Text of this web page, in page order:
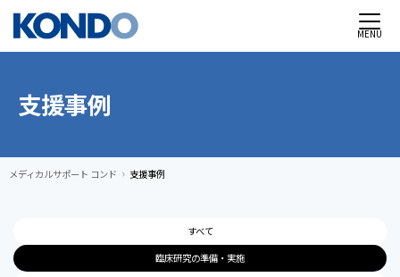
MENU
支援事例
メディカルサポート コンド chevron_right 支援事例
すべて
臨床研究の準備・実施